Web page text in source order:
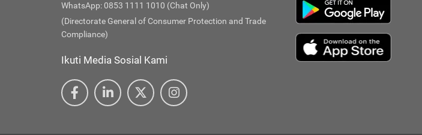
WhatsApp: 0853 1111 1010 (Chat Only)
(Directorate General of Consumer Protection and Trade
Compliance)
Ikuti Media Sosial Kami